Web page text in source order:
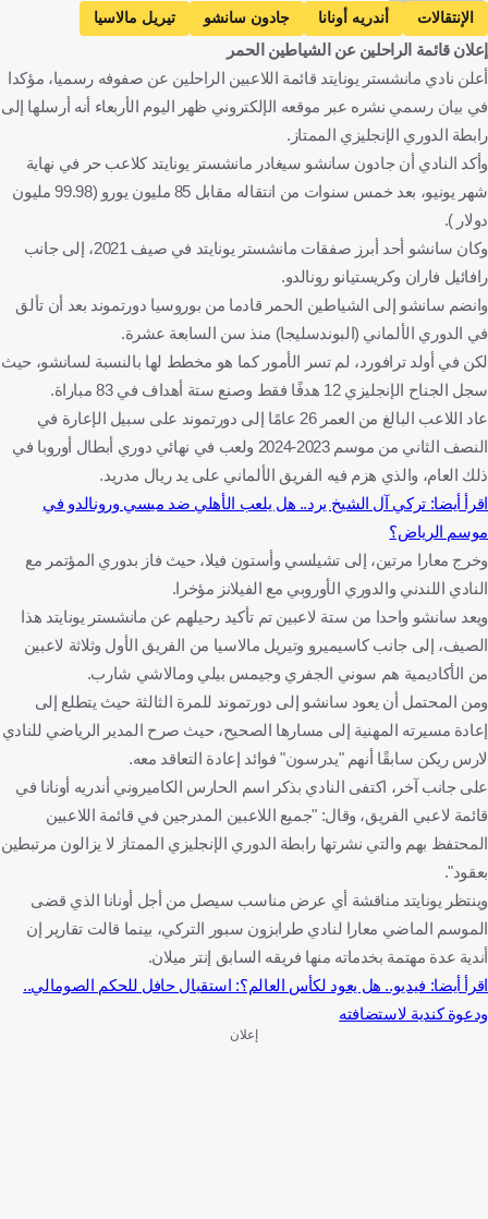
Getty Images
الإنتقالات أندريه أونانا جادون سانشو
تيريل مالاسيا
كاسيميرو
الكاميرون إنجلترا هولندا إعلان قائمة الراحلين عن الشياطين الحمر
أعلن نادي مانشستر يونايتد قائمة اللاعبين الراحلين عن صفوفه رسميا، مؤكدا
في بيان رسمي نشره عبر موقعه الإلكتروني ظهر اليوم الأربعاء أنه أرسلها إلى
رابطة الدوري الإنجليزي الممتاز.
وأكد النادي أن جادون سانشو سيغادر مانشستر يونايتد كلاعب حر في نهاية
شهر يونيو، بعد خمس سنوات من انتقاله مقابل 85 مليون يورو (99.98 مليون
دولار ).
وكان سانشو أحد أبرز صفقات مانشستر يونايتد في صيف 2021، إلى جانب
رافائيل فاران وكريستيانو رونالدو.
وانضم سانشو إلى الشياطين الحمر قادما من بوروسيا دورتموند بعد أن تألق
في الدوري الألماني (البوندسليجا) منذ سن السابعة عشرة.
لكن في أولد ترافورد، لم تسر الأمور كما هو مخطط لها بالنسبة لسانشو، حيث
سجل الجناح الإنجليزي 12 هدفًا فقط وصنع ستة أهداف في 83 مباراة.
عاد اللاعب البالغ من العمر 26 عامًا إلى دورتموند على سبيل الإعارة في
النصف الثاني من موسم 2023-2024 ولعب في نهائي دوري أبطال أوروبا في
ذلك العام، والذي هزم فيه الفريق الألماني على يد ريال مدريد.
اقرأ أيضا: تركي آل الشيخ يرد.. هل يلعب الأهلي ضد ميسي ورونالدو في
موسم الرياض؟
وخرج معارا مرتين، إلى تشيلسي وأستون فيلا، حيث فاز بدوري المؤتمر مع
النادي اللندني والدوري الأوروبي مع الفيلانز مؤخرا.
ويعد سانشو واحدا من ستة لاعبين تم تأكيد رحيلهم عن مانشستر يونايتد هذا
الصيف، إلى جانب كاسيميرو وتيريل مالاسيا من الفريق الأول وثلاثة لاعبين
من الأكاديمية هم سوني الجفري وجيمس بيلي ومالاشي شارب.
ومن المحتمل أن يعود سانشو إلى دورتموند للمرة الثالثة حيث يتطلع إلى
إعادة مسيرته المهنية إلى مسارها الصحيح، حيث صرح المدير الرياضي للنادي
لارس ريكن سابقًا أنهم "يدرسون" فوائد إعادة التعاقد معه.
على جانب آخر، اكتفى النادي بذكر اسم الحارس الكاميروني أندريه أونانا في
قائمة لاعبي الفريق، وقال: "جميع اللاعبين المدرجين في قائمة اللاعبين
المحتفظ بهم والتي نشرتها رابطة الدوري الإنجليزي الممتاز لا يزالون مرتبطين
بعقود".
وينتظر يونايتد مناقشة أي عرض مناسب سيصل من أجل أونانا الذي قضى
الموسم الماضي معارا لنادي طرابزون سبور التركي، بينما قالت تقارير إن
أندية عدة مهتمة بخدماته منها فريقه السابق إنتر ميلان.
اقرأ أيضا: فيديو.. هل يعود لكأس العالم؟: استقبال حافل للحكم الصومالي..
ودعوة كندية لاستضافته
إعلان